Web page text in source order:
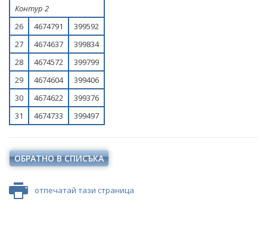
Контур 2
26
4674791
399592
27
4674637
399834
28
4674572
399799
29
4674604
399406
30
4674622
399376
31
4674733 399497
ОБРАТНО В СПИСЪКА
отпечатай тази страница